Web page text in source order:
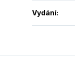
Vydání: